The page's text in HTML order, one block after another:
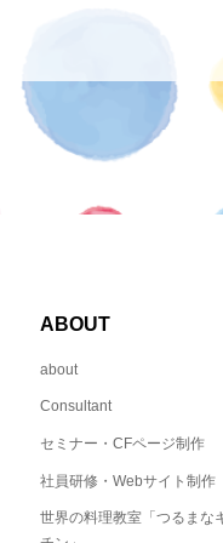
ABOUT
about
Consultant
セミナー・CFページ制作
社員研修・Webサイト制作
世界の料理教室「つるまな